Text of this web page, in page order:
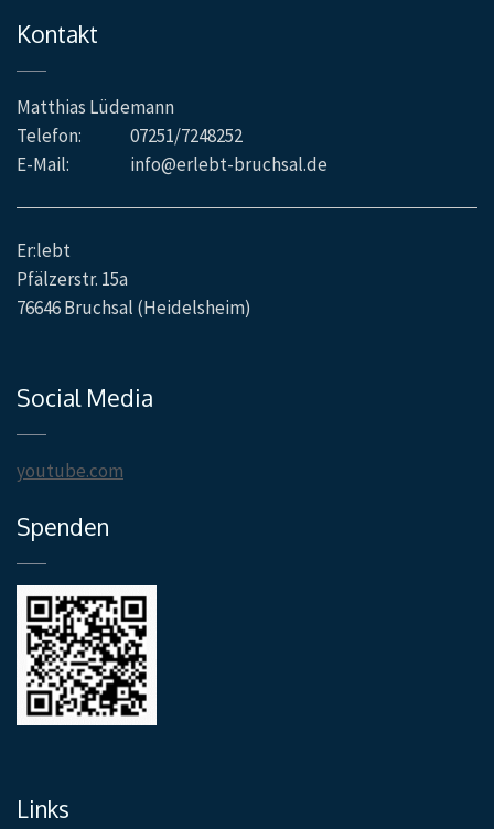
Kontakt
Matthias Lüdemann
Telefon:
07251/7248252
E-Mail:
info@erlebt-bruchsal.de
Er:lebt
Pfälzerstr. 15a
76646 Bruchsal (Heidelsheim)
Social Media
youtube.com
Spenden
Links